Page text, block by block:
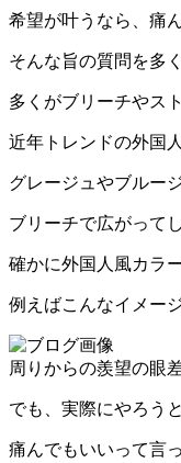
希望が叶うなら、痛
そんな旨の質問を多
多くがブリーチやス
近年トレンドの外国
グレージュやブルー
ブリーチで広がって
確かに外国人風カラ
例えばこんなイメー
周りからの羨望の眼
でも、実際にやろう
痛んでもいいって言